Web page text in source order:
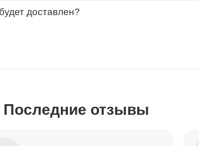
доставлен?
Последние отзывы